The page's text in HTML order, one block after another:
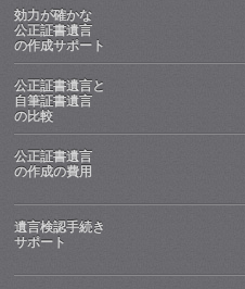
効力が確かな
公正証書遺言
の作成サポート
公正証書遺言と
自筆証書遺言
の比較
公正証書遺言
の作成の費用
遺言検認手続き
サポート